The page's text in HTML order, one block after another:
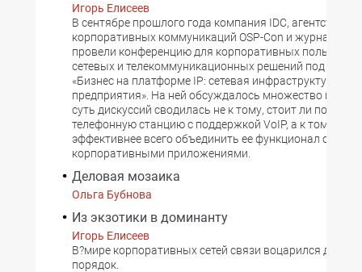
Игорь Елисеев
В сентябре прошлого года компания IDC, агентство
корпоративных коммуникаций OSP-Con и журнал
провели конференцию для корпоративных
сетевых и телекоммуникационных решений под
«Бизнес на платформе IP: сетевая инфраструктура
предприятия». На ней обсуждалось множество
суть дискуссий сводилась не к тому, стоит ли
телефонную станцию с поддержкой VoIP, а к тому, как
эффективнее всего объединить ее функционал с
корпоративными приложениями.
Деловая мозаика
Ольга Бубнова
Из экзотики в доминанту
Игорь Елисеев
В?мире корпоративных сетей связи воцарился
порядок.